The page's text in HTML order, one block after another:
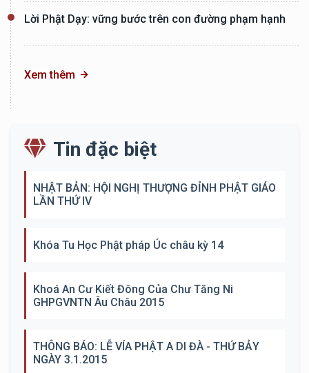
Lời Phật Dạy: vững bước trên con đường phạm hạnh
Xem thêm
Tin đặc biệt
NHẬT BẢN: HỘI NGHỊ THƯỢNG ĐỈNH PHẬT GIÁO
LẦN THỨ IV
Khóa Tu Học Phật pháp Úc châu kỳ 14
Khoá An Cư Kiết Đông Của Chư Tăng Ni
GHPGVNTN Âu Châu 2015
THÔNG BÁO: LỄ VÍA PHẬT A DI ĐÀ - THỨ BẢY
NGÀY 3.1.2015